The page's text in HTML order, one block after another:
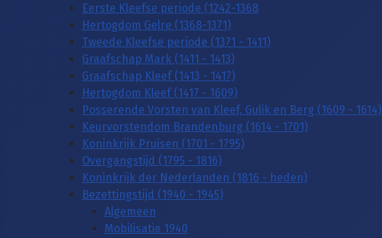
Eerste Kleefse periode (1242-1368
Hertogdom Gelre (1368-1371)
Tweede Kleefse periode (1371 - 1411)
Graafschap Mark (1411 - 1413)
Graafschap Kleef (1413 - 1417)
Hertogdom Kleef (1417 - 1609)
Posserende Vorsten van Kleef, Gulik en Berg (1609 - 1614)
Keurvorstendom Brandenburg (1614 - 1701)
Koninkrijk Pruisen (1701 - 1795)
Overgangstijd (1795 - 1816)
Koninkrijk der Nederlanden (1816 - heden)
Bezettingstijd (1940 - 1945)
Algemeen
Mobilisatie 1940